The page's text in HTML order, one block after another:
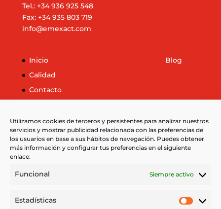
Utilizamos cookies de terceros y persistentes para analizar nuestros
servicios y mostrar publicidad relacionada con las preferencias de
los usuarios en base a sus hábitos de navegación. Puedes obtener
más información y configurar tus preferencias en el siguiente
enlace:
Funcional Siempre activo
Estadísticas
Tel.: +34 936 925 548
Fax: +34 935 803 719
info@emexact.com
Inicio
Calidad
Contacto
Política de cookies
Más información sobre las cookies
Blog
Idioma